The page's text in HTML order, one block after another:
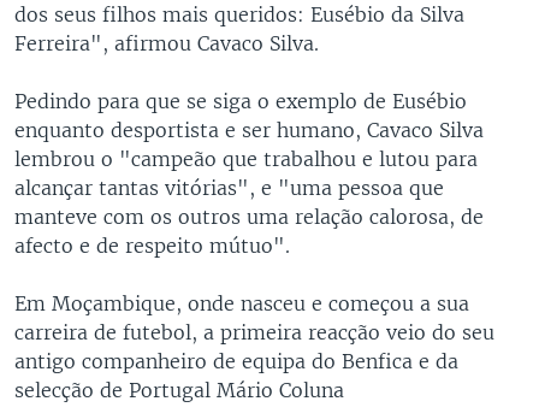
dos seus filhos mais queridos: Eusébio da Silva
Ferreira", afirmou Cavaco Silva.
Pedindo para que se siga o exemplo de Eusébio
enquanto desportista e ser humano, Cavaco Silva
lembrou o "campeão que trabalhou e lutou para
alcançar tantas vitórias", e "uma pessoa que
manteve com os outros uma relação calorosa, de
afecto e de respeito mútuo".
Em Moçambique, onde nasceu e começou a sua
carreira de futebol, a primeira reacção veio do seu
antigo companheiro de equipa do Benfica e da
selecção de Portugal Mário Coluna